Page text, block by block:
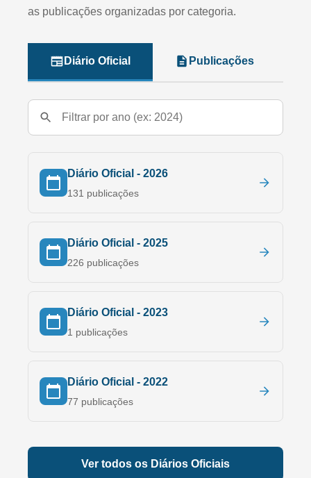
as publicações organizadas por categoria.
Diário Oficial Publicações
Diário Oficial - 2026
131 publicações
Diário Oficial - 2025
226 publicações
Diário Oficial - 2023
1 publicações
Diário Oficial - 2022
77 publicações
publicações
Ver todos os Diários Oficiais